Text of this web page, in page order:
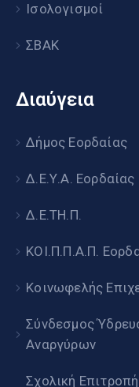
Ισολογισμοί
ΣΒΑΚ
Διαύγεια
Δήμος Εορδαίας
Δ.Ε.Υ.Α. Εορδαίας
Δ.Ε.ΤΗ.Π.
ΚΟΙ.Π.Π.Α.Π.
Κοινωφελής
Σύνδεσμος
Αναργύρων
Σχολική